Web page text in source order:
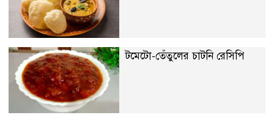
টমেটো-তেঁতুলের চাটনি রেসিপি